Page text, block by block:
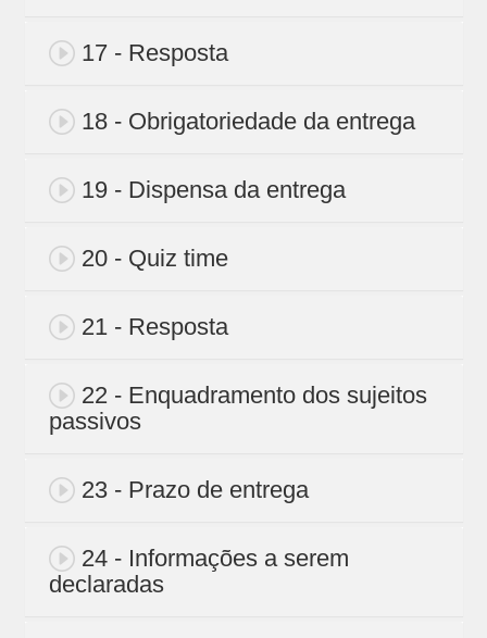
17 - Resposta
18 - Obrigatoriedade da entrega
19 - Dispensa da entrega
20 - Quiz time
21 - Resposta
22 - Enquadramento dos sujeitos
passivos
23 - Prazo de entrega
24 - Informações a serem
declaradas